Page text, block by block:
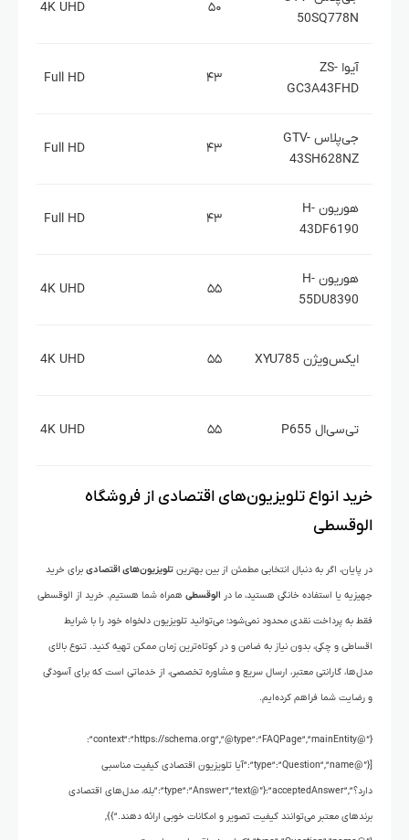
50SQ778N
۵۰ 4K UHD
آیوا ZS-
GC3A43FHD
۴۳ Full HD
جی‌پلاس GTV-
43SH628NZ
۴۳ Full HD
هوریون H-
43DF6190
۴۳ Full HD
هوریون H-
55DU8390
۵۵ 4K UHD
ایکس‌ویژن XYU785 ۵۵ 4K UHD
تی‌سی‌ال P655 ۵۵ 4K UHD
خرید انواع تلویزیون‌های اقتصادی از فروشگاه
الوقسطی
در پایان، اگر به دنبال انتخابی مطمئن از بین بهترین تلویزیون‌های اقتصادی برای خرید
جهیزیه یا استفاده خانگی هستید، ما در الوقسطی همراه شما هستیم. خرید از الوقسطی
فقط به پرداخت نقدی محدود نمی‌شود؛ می‌توانید تلویزیون دلخواه خود را با شرایط
اقساطی و چکی، بدون نیاز به ضامن و در کوتاه‌ترین زمان ممکن تهیه کنید. تنوع بالای
مدل‌ها، گارانتی معتبر، ارسال سریع و مشاوره تخصصی، از خدماتی است که برای آسودگی
و رضایت شما فراهم کرده‌ایم.
{“@context”:”https://schema.org”,”@type”:”FAQPage”,”mainEntity”:
[{“@type”:”Question”,”name”:”آیا تلویزیون اقتصادی کیفیت مناسبی
دارد؟”,”acceptedAnswer”:{“@type”:”Answer”,”text”:”بله، مدل‌های اقتصادی
برندهای معتبر می‌توانند کیفیت تصویر و امکانات خوبی ارائه دهند.”}},